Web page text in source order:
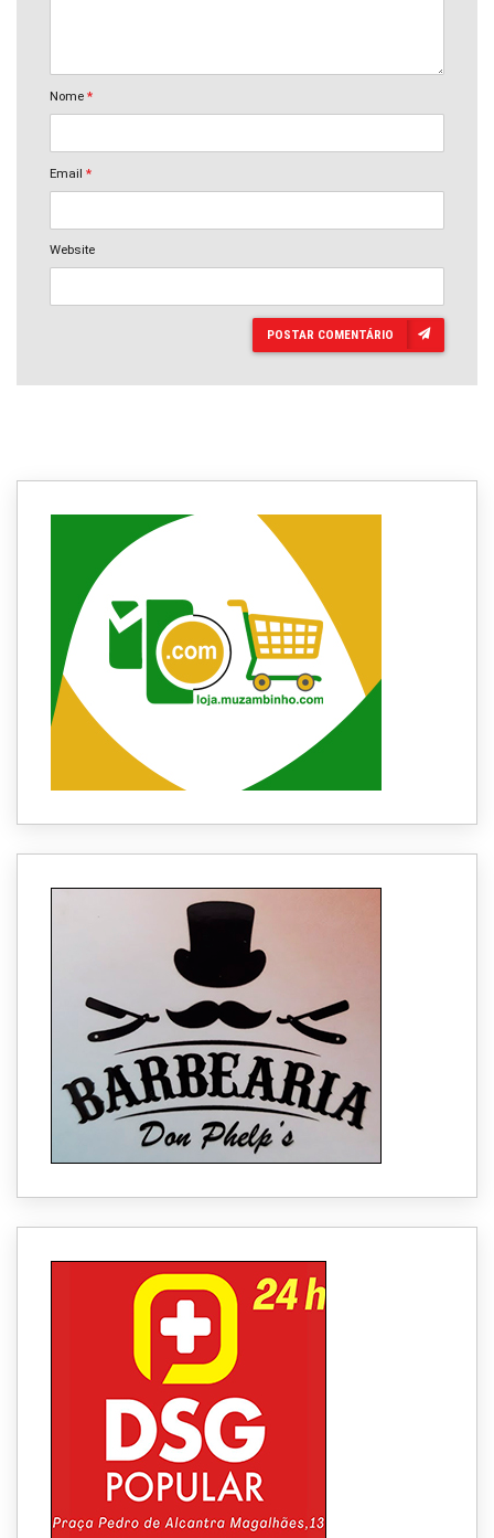
Nome *
Email *
Website
POSTAR COMENTÁRIO